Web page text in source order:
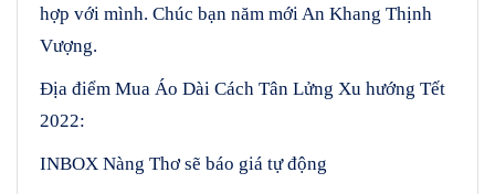
hợp với mình. Chúc bạn năm mới An Khang Thịnh
Vượng.
Địa điểm Mua Áo Dài Cách Tân Lửng Xu hướng Tết
2022:
INBOX Nàng Thơ sẽ báo giá tự động